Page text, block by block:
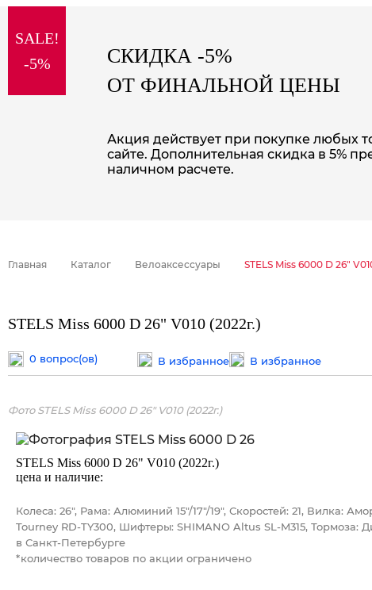
sale
special price
SALE!
-5%
СКИДКА -5%
ОТ ФИНАЛЬНОЙ ЦЕНЫ
Акция действует при покупке любых
сайте. Дополнительная скидка в 5%
наличном расчете.
Главная Каталог Велоаксессуары STELS Miss 6000 D 26"
STELS Miss 6000 D 26" V010 (2022г.)
0 вопрос(ов) В избранное В избранное
Фото STELS Miss 6000 D 26" V010 (2022г.)
STELS Miss 6000 D 26" V010 (2022г.)
цена и наличие:
Колеса: 26", Рама: Алюминий 15"/17"/19", Скоростей: 21, Вилка:
Tourney RD-TY300, Шифтеры: SHIMANO Altus SL-M315,
в Санкт-Петербурге
*количество товаров по акции ограничено